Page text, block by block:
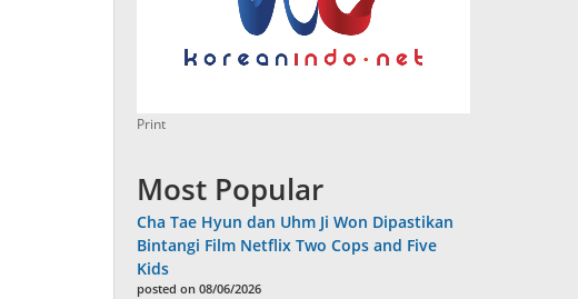
Print
Most Popular
Cha Tae Hyun dan Uhm Ji Won Dipastikan
Bintangi Film Netflix Two Cops and Five
Kids
posted on 08/06/2026